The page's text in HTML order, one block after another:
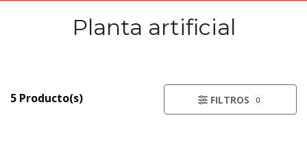
Planta artificial
5 Producto(s) FILTROS 0